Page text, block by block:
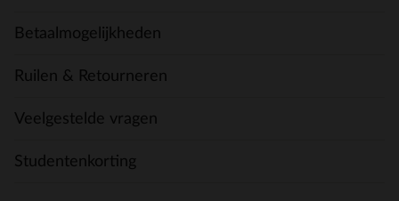
Betaalmogelijkheden
Ruilen & Retourneren
Veelgestelde vragen
Studentenkorting